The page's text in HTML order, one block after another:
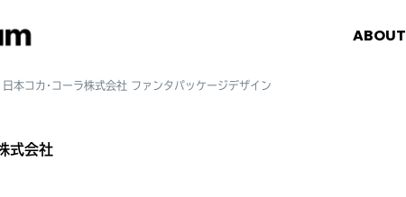
ABOUT
日本コカ･コーラ株式会社 ファンタパッケージデザイン
式会社